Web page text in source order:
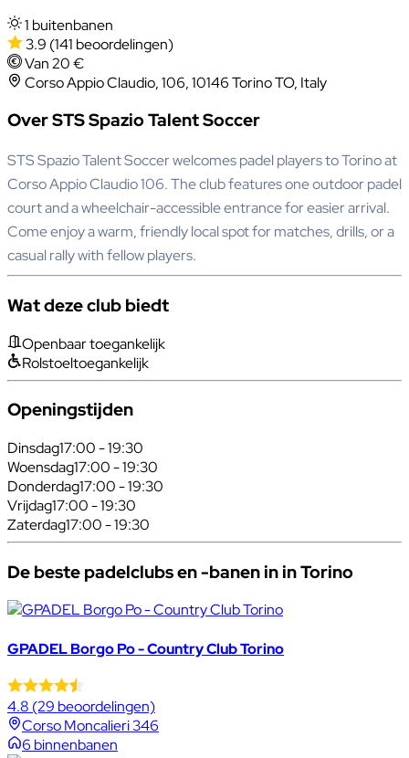
1 buitenbanen
3.9 (141 beoordelingen)
Van 20 €
Corso Appio Claudio, 106, 10146 Torino TO, Italy
Over STS Spazio Talent Soccer
STS Spazio Talent Soccer welcomes padel players to Torino at
Corso Appio Claudio 106. The club features one outdoor padel
court and a wheelchair-accessible entrance for easier arrival.
Come enjoy a warm, friendly local spot for matches, drills, or a
casual rally with fellow players.
Wat deze club biedt
Openbaar toegankelijk
Rolstoeltoegankelijk
Openingstijden
Dinsdag17:00 - 19:30
Woensdag17:00 - 19:30
Donderdag17:00 - 19:30
Vrijdag17:00 - 19:30
Zaterdag17:00 - 19:30
De beste padelclubs en -banen in in Torino
GPADEL Borgo Po - Country Club Torino
4.8 (29 beoordelingen)
Corso Moncalieri 346
6 binnenbanen